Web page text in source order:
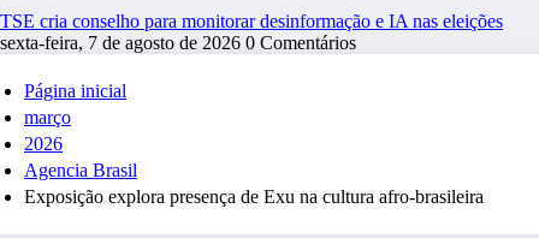
TSE cria conselho para monitorar desinformação e IA nas eleições
sexta-feira, 7 de agosto de 2026 0 Comentários
Página inicial
março
2026
Agencia Brasil
Exposição explora presença de Exu na cultura afro-brasileira